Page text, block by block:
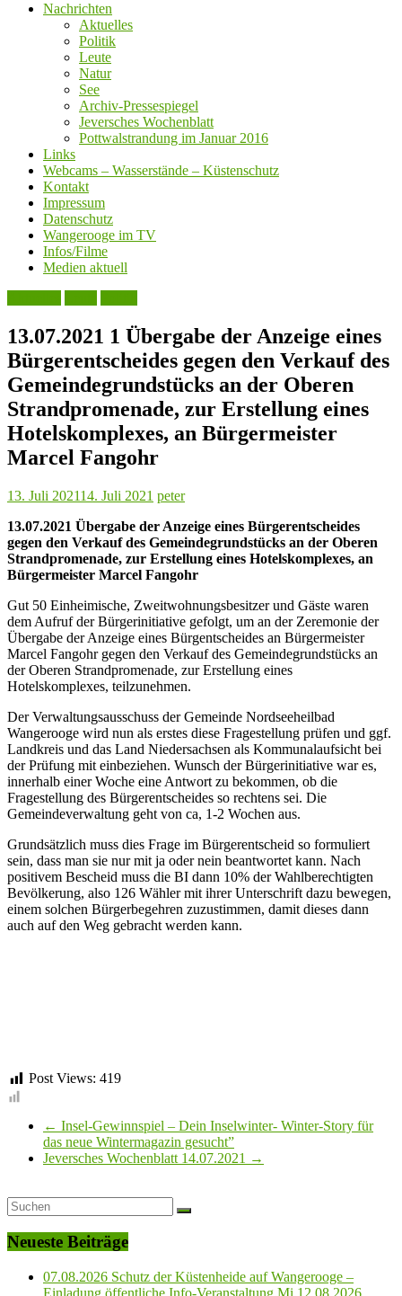
Nachrichten
Aktuelles
Politik
Leute
Natur
See
Archiv-Pressespiegel
Jeversches Wochenblatt
Pottwalstrandung im Januar 2016
Links
Webcams – Wasserstände – Küstenschutz
Kontakt
Impressum
Datenschutz
Wangerooge im TV
Infos/Filme
Medien aktuell
13.07.2021 1 Übergabe der Anzeige eines
Bürgerentscheides gegen den Verkauf des
Gemeindegrundstücks an der Oberen
Strandpromenade, zur Erstellung eines
Hotelskomplexes, an Bürgermeister
Marcel Fangohr
13. Juli 202114. Juli 2021 peter
13.07.2021 Übergabe der Anzeige eines Bürgerentscheides
gegen den Verkauf des Gemeindegrundstücks an der Oberen
Strandpromenade, zur Erstellung eines Hotelskomplexes, an
Bürgermeister Marcel Fangohr
Gut 50 Einheimische, Zweitwohnungsbesitzer und Gäste waren
dem Aufruf der Bürgerinitiative gefolgt, um an der Zeremonie der
Übergabe der Anzeige eines Bürgentscheides an Bürgermeister
Marcel Fangohr gegen den Verkauf des Gemeindegrundstücks an
der Oberen Strandpromenade, zur Erstellung eines
Hotelskomplexes, teilzunehmen.
Der Verwaltungsausschuss der Gemeinde Nordseeheilbad
Wangerooge wird nun als erstes diese Fragestellung prüfen und ggf.
Landkreis und das Land Niedersachsen als Kommunalaufsicht bei
der Prüfung mit einbeziehen. Wunsch der Bürgerinitiative war es,
innerhalb einer Woche eine Antwort zu bekommen, ob die
Fragestellung des Bürgerentscheides so rechtens sei. Die
Gemeindeverwaltung geht von ca, 1-2 Wochen aus.
Grundsätzlich muss dies Frage im Bürgerentscheid so formuliert
sein, dass man sie nur mit ja oder nein beantwortet kann. Nach
positivem Bescheid muss die BI dann 10% der Wahlberechtigten
Bevölkerung, also 126 Wähler mit ihrer Unterschrift dazu bewegen,
einem solchen Bürgerbegehren zuzustimmen, damit dieses dann
auch auf den Weg gebracht werden kann.
Post Views: 419
← Insel-Gewinnspiel – Dein Inselwinter- Winter-Story für
das neue Wintermagazin gesucht”
Jeversches Wochenblatt 14.07.2021 →
Neueste Beiträge
07.08.2026 Schutz der Küstenheide auf Wangerooge –
Einladung öffentliche Info-Veranstaltung Mi.12.08.2026